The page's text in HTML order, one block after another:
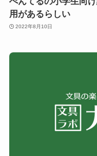
用があるらしい
2022年8月10日